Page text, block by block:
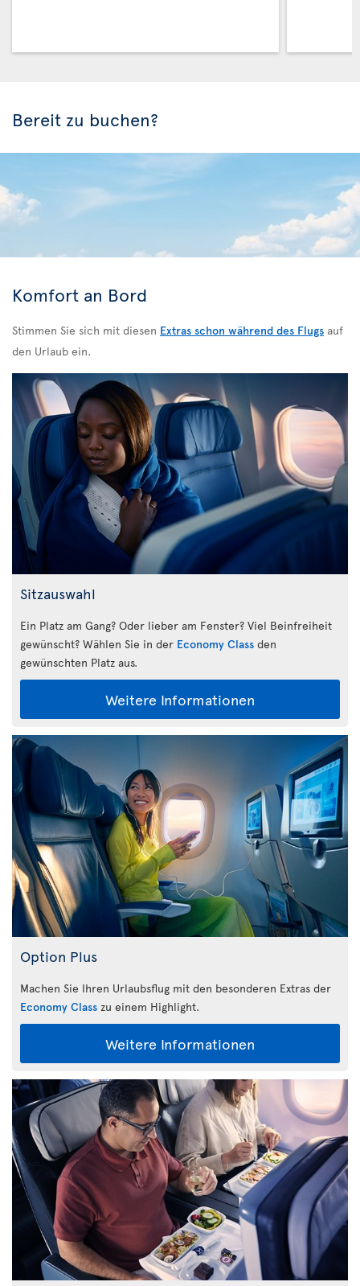
Bereit zu buchen?
Komfort an Bord
Stimmen Sie sich mit diesen Extras schon während des Flugs auf
den Urlaub ein.
Sitzauswahl
Ein Platz am Gang? Oder lieber am Fenster? Viel Beinfreiheit
gewünscht? Wählen Sie in der Economy Class den
gewünschten Platz aus.
Weitere Informationen
Option Plus
Machen Sie Ihren Urlaubsflug mit den besonderen Extras der
Economy Class zu einem Highlight.
Weitere Informationen